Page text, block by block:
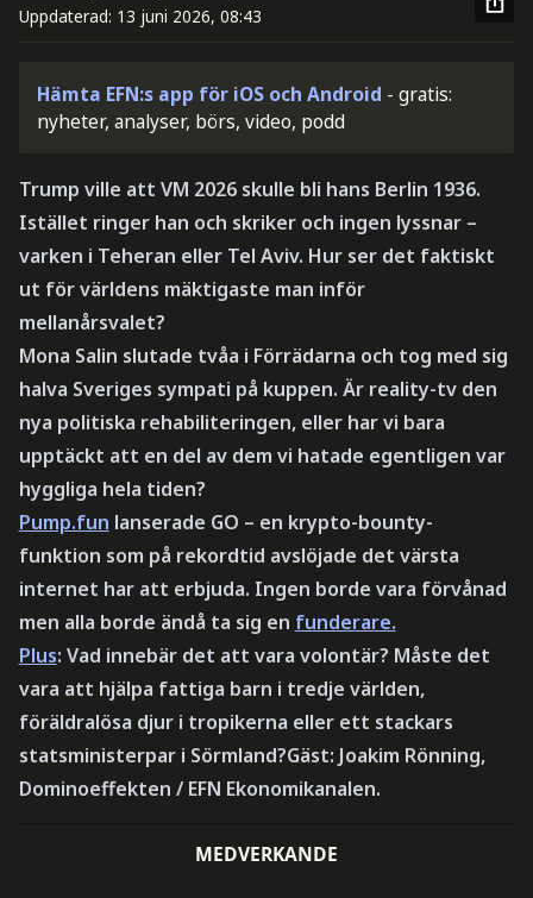
Uppdaterad: 13 juni 2026, 08:43
Hämta EFN:s app för iOS och Android - gratis:
nyheter, analyser, börs, video, podd
Trump ville att VM 2026 skulle bli hans Berlin 1936.
Istället ringer han och skriker och ingen lyssnar –
varken i Teheran eller Tel Aviv. Hur ser det faktiskt
ut för världens mäktigaste man inför
mellanårsvalet?
Mona Salin slutade tvåa i Förrädarna och tog med sig
halva Sveriges sympati på kuppen. Är reality-tv den
nya politiska rehabiliteringen, eller har vi bara
upptäckt att en del av dem vi hatade egentligen var
hyggliga hela tiden?
Pump.fun lanserade GO – en krypto-bounty-
funktion som på rekordtid avslöjade det värsta
internet har att erbjuda. Ingen borde vara förvånad
men alla borde ändå ta sig en funderare.
Plus: Vad innebär det att vara volontär? Måste det
vara att hjälpa fattiga barn i tredje världen,
föräldralösa djur i tropikerna eller ett stackars
statsministerpar i Sörmland?Gäst: Joakim Rönning,
Dominoeffekten / EFN Ekonomikanalen.
MEDVERKANDE